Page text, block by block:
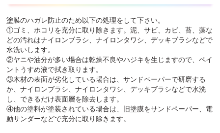
塗膜のハガレ防止のため以下の処理をして下さい。
①ゴミ、ホコリを充分に取り除きます。泥、サビ、カビ、苔、藻な
どの汚れはナイロンブラシ、ナイロンタワシ、デッキブラシなどで
水洗いします。
②ヤニや油分が多い場合は乾燥不良やハジキを生じますので、ペイ
ントうすめ液で拭き取ります。
③木材の表面が劣化している場合は、サンドペーパーで研磨する
か、ナイロンブラシ、ナイロンタワシ、デッキブラシなどで水洗
し、できるだけ表面層を除去します。
④他の塗料が塗装されている場合は、旧塗膜をサンドペーパー、電
動サンダーなどで充分に取り除きます。